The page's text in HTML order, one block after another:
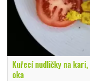
Kuřecí nudličky na
oka